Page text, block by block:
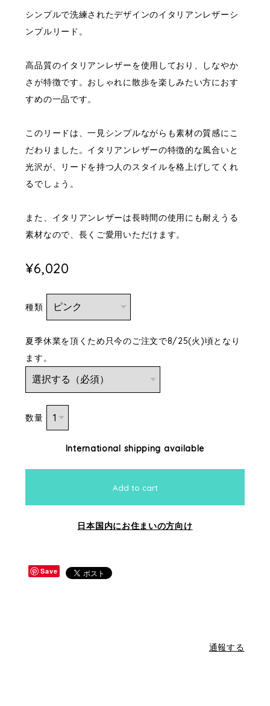
シンプルで洗練されたデザインのイタリアンレザーシ
ンプルリード。
高品質のイタリアンレザーを使用しており、しなやか
さが特徴です。おしゃれに散歩を楽しみたい方におす
すめの一品です。
このリードは、一見シンプルながらも素材の質感にこ
だわりました。イタリアンレザーの特徴的な風合いと
光沢が、リードを持つ人のスタイルを格上げしてくれ
るでしょう。
また、イタリアンレザーは長時間の使用にも耐えうる
素材なので、長くご愛用いただけます。
¥6,020
種類
夏季休業を頂くため只今のご注文で8/25(火)頃となり
ます。
数量
International shipping available
Add to cart
日本国内にお住まいの方向け
Save
通報する